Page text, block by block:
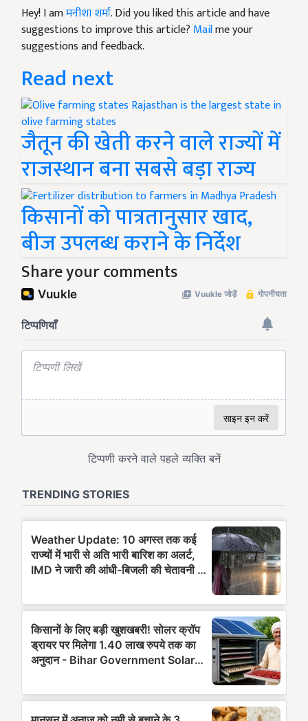
Hey! I amमनीशा शर्मा. Did you liked this article and have
suggestions to improve this article? Mailme your
suggestions and feedback.
Read next
जैतून की खेती करने वाले राज्यों में
राजस्थान बना सबसे बड़ा राज्य
किसानों को पात्रतानुसार खाद,
बीज उपलब्ध कराने के निर्देश
Share your comments